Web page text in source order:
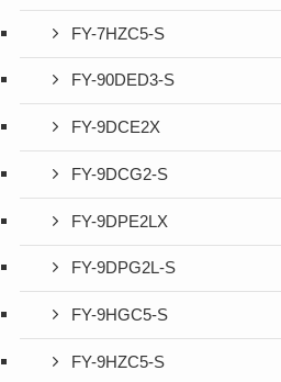
FY-7HZC5-S
FY-90DED3-S
FY-9DCE2X
FY-9DCG2-S
FY-9DPE2LX
FY-9DPG2L-S
FY-9HGC5-S
FY-9HZC5-S